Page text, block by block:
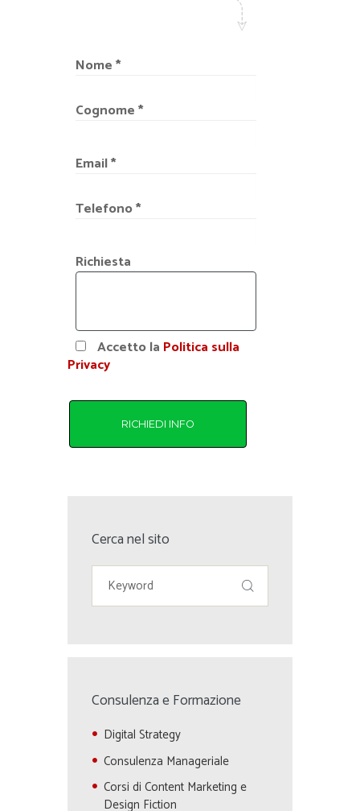
Nome *
Cognome *
Email *
Telefono *
Richiesta
Accetto la Politica sulla
Privacy
RICHIEDI INFO
Cerca nel sito
Consulenza e Formazione
Digital Strategy
Consulenza Manageriale
Corsi di Content Marketing e
Design Fiction